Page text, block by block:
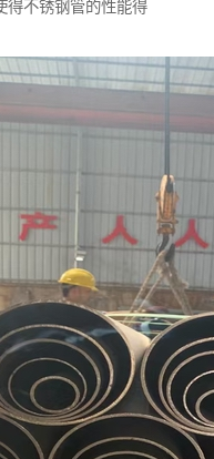
得不锈钢管的性能得